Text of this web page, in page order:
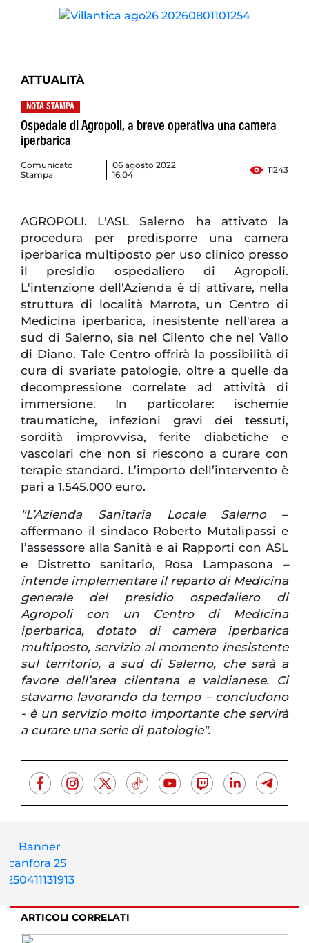
ATTUALITÀ
NOTA STAMPA
Ospedale di Agropoli, a breve operativa una camera
iperbarica
Comunicato
Stampa
06 agosto 2022
16:04
11243
AGROPOLI. L'ASL Salerno ha attivato la
procedura per predisporre una camera
iperbarica multiposto per uso clinico presso
il presidio ospedaliero di Agropoli.
L'intenzione dell'Azienda è di attivare, nella
struttura di località Marrota, un Centro di
Medicina iperbarica, inesistente nell'area a
sud di Salerno, sia nel Cilento che nel Vallo
di Diano. Tale Centro offrirà la possibilità di
cura di svariate patologie, oltre a quelle da
decompressione correlate ad attività di
immersione. In particolare: ischemie
traumatiche, infezioni gravi dei tessuti,
sordità improvvisa, ferite diabetiche e
vascolari che non si riescono a curare con
terapie standard. L’importo dell’intervento è
pari a 1.545.000 euro.
"L’Azienda Sanitaria Locale Salerno –
affermano il sindaco Roberto Mutalipassi e
l’assessore alla Sanità e ai Rapporti con ASL
e Distretto sanitario, Rosa Lampasona –
intende implementare il reparto di Medicina
generale del presidio ospedaliero di
Agropoli con un Centro di Medicina
iperbarica, dotato di camera iperbarica
multiposto, servizio al momento inesistente
sul territorio, a sud di Salerno, che sarà a
favore dell’area cilentana e valdianese. Ci
stavamo lavorando da tempo – concludono
- è un servizio molto importante che servirà
a curare una serie di patologie".
ARTICOLI CORRELATI